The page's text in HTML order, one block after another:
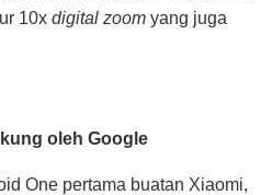
10x digital zoom yang juga
oleh Google
One pertama buatan Xiaomi,